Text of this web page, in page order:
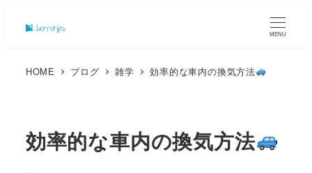
MENU
HOME ブログ 雑学 効率的な車内の換気方法
効率的な車内の換気方法